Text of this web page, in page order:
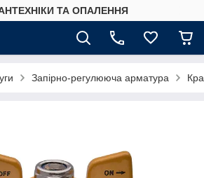
ТА ОПАЛЕННЯ
Запірно-регулююча арматура